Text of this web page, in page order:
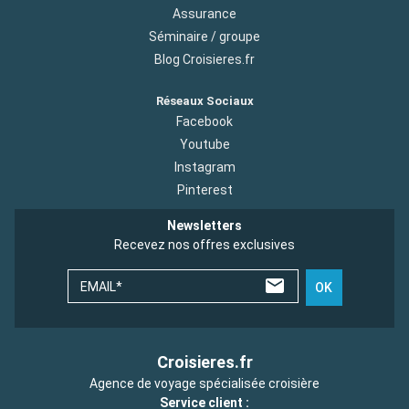
Assurance
Séminaire / groupe
Blog Croisieres.fr
Réseaux Sociaux
Facebook
Youtube
Instagram
Pinterest
Newsletters
Recevez nos offres exclusives
EMAIL* OK
Croisieres.fr
Agence de voyage spécialisée croisière
Service client :